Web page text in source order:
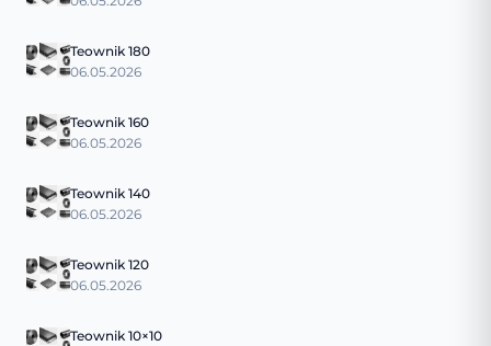
Teownik 180
06.05.2026
Teownik 160
06.05.2026
Teownik 140
06.05.2026
Teownik 120
06.05.2026
Teownik 10×10